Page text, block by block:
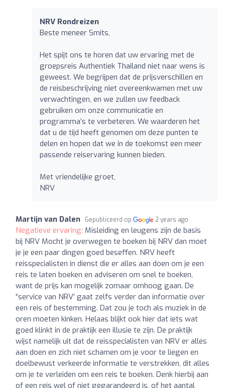
NRV Rondreizen
Beste meneer Smits,
Het spijt ons te horen dat uw ervaring met de
groepsreis Authentiek Thailand niet naar wens is
geweest. We begrijpen dat de prijsverschillen en
de reisbeschrijving niet overeenkwamen met uw
verwachtingen, en we zullen uw feedback
gebruiken om onze communicatie en
programma’s te verbeteren. We waarderen het
dat u de tijd heeft genomen om deze punten te
delen en hopen dat we in de toekomst een meer
passende reiservaring kunnen bieden.
Met vriendelijke groet,
NRV
Martijn van Dalen Gepubliceerd op 2 years ago
Negatieve ervaring: Misleiding en leugens zijn de basis
bij NRV Mocht je overwegen te boeken bij NRV dan moet
je je een paar dingen goed beseffen. NRV heeft
reisspecialisten in dienst die er alles aan doen om je een
reis te laten boeken en adviseren om snel te boeken,
want de prijs kan mogelijk zomaar omhoog gaan. De
“service van NRV’ gaat zelfs verder dan informatie over
een reis of bestemming. Dat zou je toch als muziek in de
oren moeten kinken. Helaas blijkt ook hier dat iets wat
goed klinkt in de praktijk een illusie te zijn. De praktijk
wijst namelijk uit dat de reisspecialisten van NRV er alles
aan doen en zich niet schamen om je voor te liegen en
doelbewust verkeerde informatie te verstrekken, dit alles
om je te verleiden om een reis te boeken. Denk hierbij aan
of een reis wel of niet gegarandeerd is, of het aantal